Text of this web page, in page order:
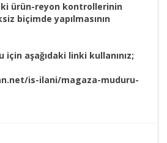
ürün-reyon kontrollerinin
biçimde yapılmasının
için aşağıdaki linki kullanınız;
is-ilani/magaza-muduru-